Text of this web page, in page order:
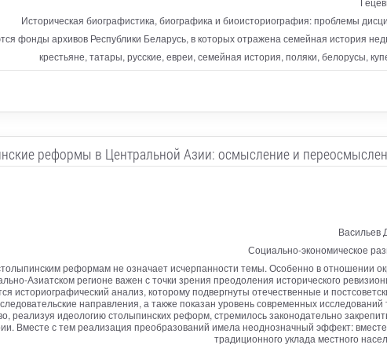
Историческая биографистика, биографика и биоисториография: проблемы
фонды архивов Республики Беларусь, в которых отражена семейная история
крестьяне, татары, русские, евреи, семейная история, поляки, белорусы,
реформы в Центральной Азии: осмысление и
Васильев
Социально-экономическое
реформам не означает исчерпанности темы. Особенно в отношении
Азиатском регионе важен с точки зрения преодоления исторического
историографический анализ, которому подвергнуты отечественные и
направления, а также показан уровень современных
реализуя идеологию столыпинских реформ, стремилось законодательно
Вместе с тем реализация преобразований имела неоднозначный эффект:
традиционного уклада местного